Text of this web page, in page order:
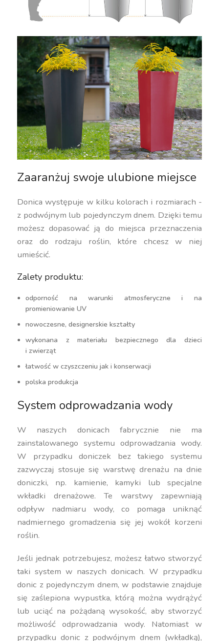
Zaaranżuj swoje ulubione miejsce
Donica występuje w kilku kolorach i rozmiarach -
z podwójnym lub pojedynczym dnem. Dzięki temu
możesz dopasować ją do miejsca przeznaczenia
oraz do rodzaju roślin, które chcesz w niej
umieścić.
Zalety produktu:
odporność na warunki atmosferyczne i na
promieniowanie UV
nowoczesne, designerskie kształty
wykonana z materiału bezpiecznego dla dzieci
i zwierząt
łatwość w czyszczeniu jak i konserwacji
polska produkcja
System odprowadzania wody
W naszych donicach fabrycznie nie ma
zainstalowanego systemu odprowadzania wody.
W przypadku doniczek bez takiego systemu
zazwyczaj stosuje się warstwę drenażu na dnie
doniczki, np. kamienie, kamyki lub specjalne
wkładki drenażowe. Te warstwy zapewniają
odpływ nadmiaru wody, co pomaga uniknąć
nadmiernego gromadzenia się jej wokół korzeni
roślin.
Jeśli jednak potrzebujesz, możesz łatwo stworzyć
taki system w naszych donicach. W przypadku
donic z pojedynczym dnem, w podstawie znajduje
się zaślepiona wypustka, którą można wydrążyć
lub uciąć na pożądaną wysokość, aby stworzyć
możliwość odprowadzania wody. Natomiast w
przypadku donic z podwójnym dnem (wkładką),